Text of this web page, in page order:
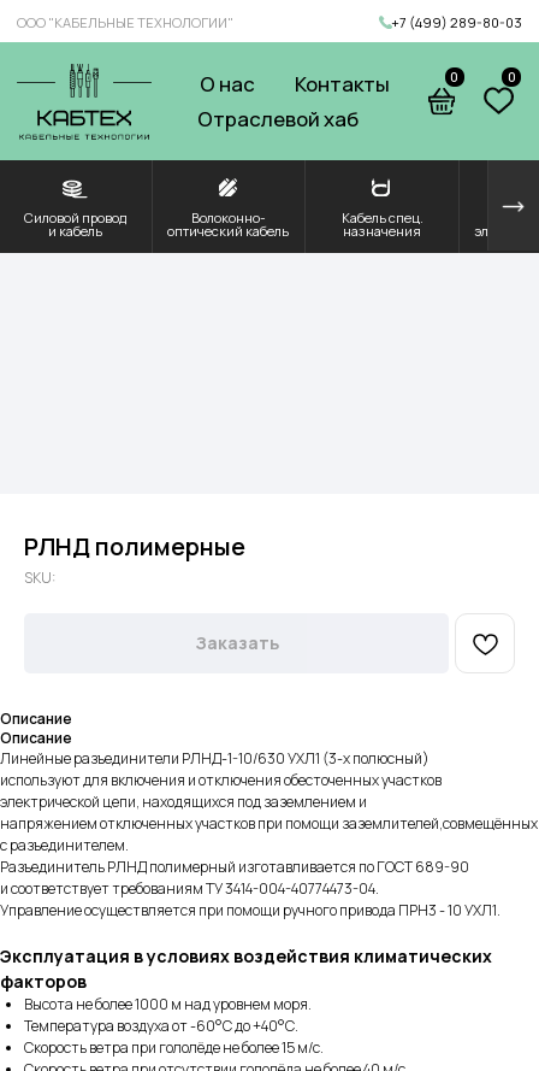
ООО "КАБЕЛЬНЫЕ ТЕХНОЛОГИИ"
Отраслевой хаб
РЛНД полимерные
SKU:
Заказать
Описание
Описание
Линейные разъединители РЛНД-1-10/630 УХЛ1 (3-х полюсный)
используют для включения и отключения обесточенных участков
электрической цепи, находящихся под заземлением и
напряжением отключенных участков при помощи заземлителей,совмещённых
с разъединителем.
Разъединитель РЛНД полимерный изготавливается по ГОСТ 689-90
и соответствует требованиям ТУ 3414-004-40774473-04.
Управление осуществляется при помощи ручного привода ПРН3 - 10 УХЛ1.
Эксплуатация в условиях воздействия климатических
факторов
Высота не более 1000 м над уровнем моря.
Температура воздуха от -60°С до +40°С.
Скорость ветра при гололёде не более 15 м/с.